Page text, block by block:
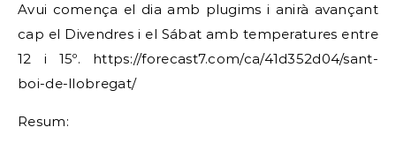
Avui comença el dia amb plugims i anirà avançant
cap el Divendres i el Sábat amb temperatures entre
12 i 15º. https://forecast7.com/ca/41d352d04/sant-
boi-de-llobregat/
Resum: